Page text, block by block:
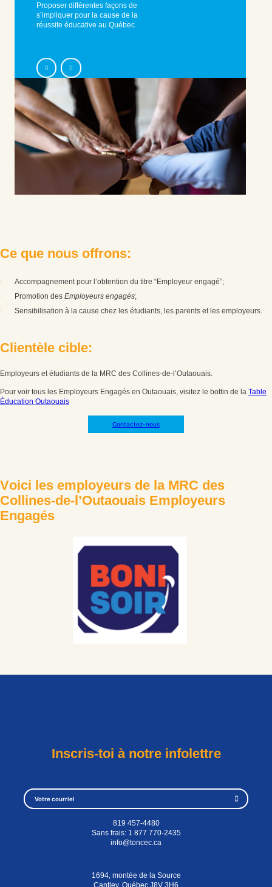
Proposer différentes façons de
s’impliquer pour la cause de la
réussite éducative au Québec
Ce que nous offrons:
Accompagnement pour l’obtention du titre “Employeur engagé”;
Promotion des Employeurs engagés;
Sensibilisation à la cause chez les étudiants, les parents et les employeurs.
Clientèle cible:
Employeurs et étudiants de la MRC des Collines-de-l’Outaouais.
Pour voir tous les Employeurs Engagés en Outaouais, visitez le bottin de la Table
Éducation Outaouais
Contactez-nous
Voici es emp oyeurs de a MRC des
Co ines-de- ’Outaouais Emp oyeurs
Engagés
Inscris-toi à notre infolettre
819 457-4480
Sans frais: 1 877 770-2435
info@toncec.ca
1694, montée de la Source